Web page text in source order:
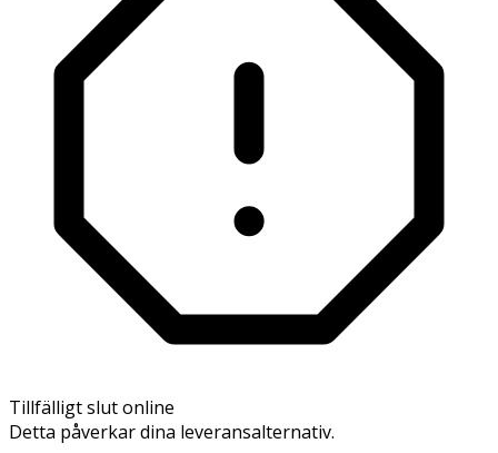
Tillfälligt slut online
Detta påverkar dina leveransalternativ.